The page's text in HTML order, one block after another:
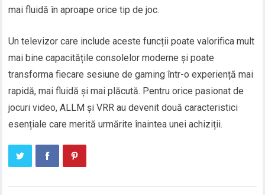
mai fluidă în aproape orice tip de joc.
Un televizor care include aceste funcții poate valorifica mult
mai bine capacitățile consolelor moderne și poate
transforma fiecare sesiune de gaming într-o experiență mai
rapidă, mai fluidă și mai plăcută. Pentru orice pasionat de
jocuri video, ALLM și VRR au devenit două caracteristici
esențiale care merită urmărite înaintea unei achiziții.